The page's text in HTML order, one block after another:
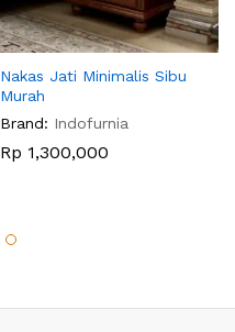
Nakas Jati Minimalis Sibu
Murah
Brand: Indofurnia
Rp 1,300,000